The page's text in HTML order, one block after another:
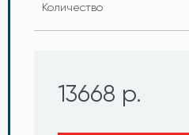
Количество
13668 р.